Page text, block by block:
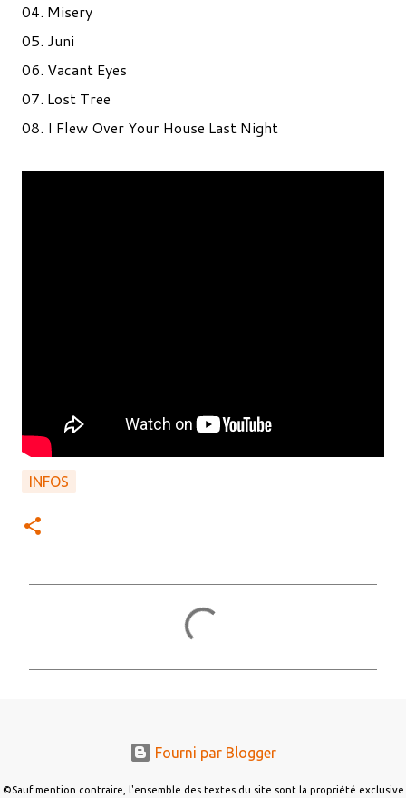
04. Misery
05. Juni
06. Vacant Eyes
07. Lost Tree
08. I Flew Over Your House Last Night
INFOS
a
Fourni par Blogger
©Sauf mention contraire, l'ensemble des textes du site sont la propriété exclusive